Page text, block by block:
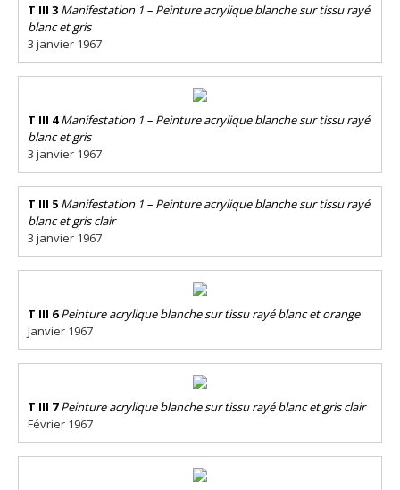
T III 3 Manifestation 1 – Peinture acrylique blanche sur tissu rayé
blanc et gris
3 janvier 1967
T III 4 Manifestation 1 – Peinture acrylique blanche sur tissu rayé
blanc et gris
3 janvier 1967
T III 5 Manifestation 1 – Peinture acrylique blanche sur tissu rayé
blanc et gris clair
3 janvier 1967
T III 6 Peinture acrylique blanche sur tissu rayé blanc et orange
Janvier 1967
T III 7 Peinture acrylique blanche sur tissu rayé blanc et gris clair
Février 1967